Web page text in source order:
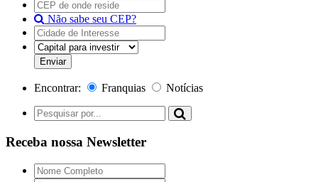
Não sabe seu CEP?
Encontrar: Franquias Notícias
Receba nossa Newsletter